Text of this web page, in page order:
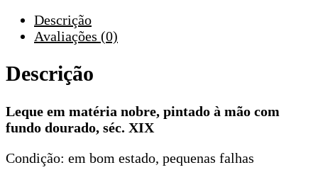
dourado,
séc.
Descrição
Avaliações (0)
Descrição
Leque em matéria nobre, pintado à mão com
fundo dourado, séc. XIX
Condição: em bom estado, pequenas falhas